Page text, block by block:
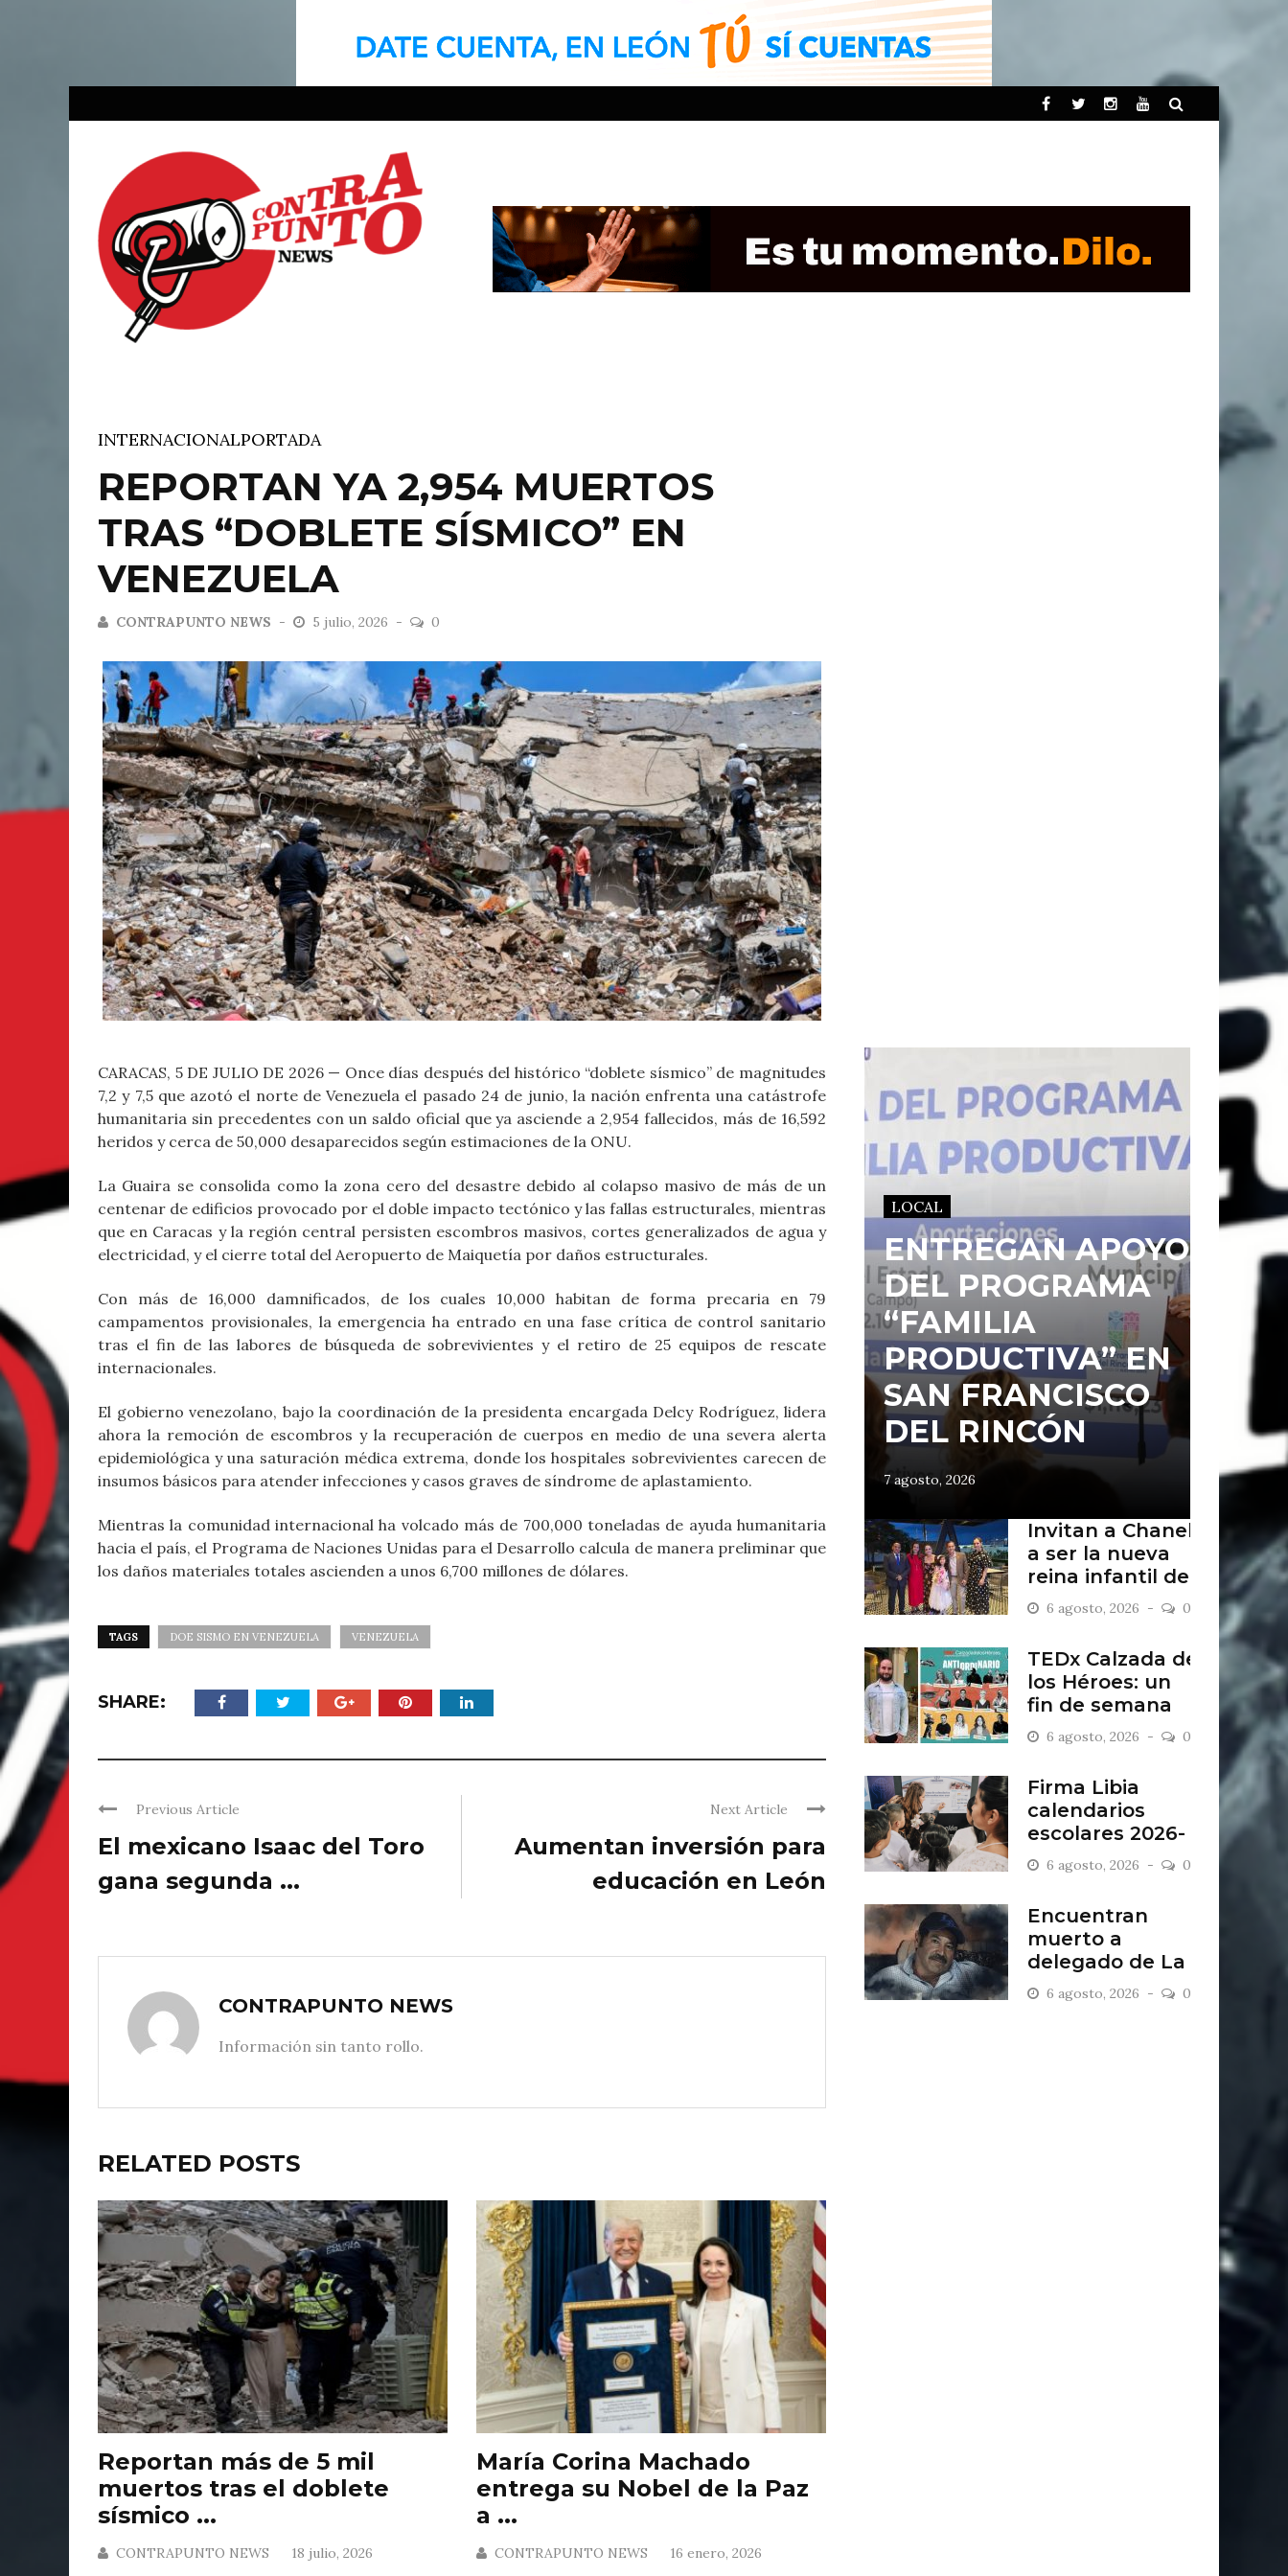
INTERNACIONALPORTADA
REPORTAN YA 2,954 MUERTOS
TRAS “DOBLETE SÍSMICO” EN
VENEZUELA
CONTRAPUNTO NEWS 5 julio, 2026 0
CARACAS, 5 DE JULIO DE 2026 — Once días después del histórico “doblete sísmico” de magnitudes
7,2 y 7,5 que azotó el norte de Venezuela el pasado 24 de junio, la nación enfrenta una catástrofe
humanitaria sin precedentes con un saldo oficial que ya asciende a 2,954 fallecidos, más de 16,592
heridos y cerca de 50,000 desaparecidos según estimaciones de la ONU.
La Guaira se consolida como la zona cero del desastre debido al colapso masivo de más de un
centenar de edificios provocado por el doble impacto tectónico y las fallas estructurales, mientras
que en Caracas y la región central persisten escombros masivos, cortes generalizados de agua y
electricidad, y el cierre total del Aeropuerto de Maiquetía por daños estructurales.
Con más de 16,000 damnificados, de los cuales 10,000 habitan de forma precaria en 79
campamentos provisionales, la emergencia ha entrado en una fase crítica de control sanitario
tras el fin de las labores de búsqueda de sobrevivientes y el retiro de 25 equipos de rescate
internacionales.
El gobierno venezolano, bajo la coordinación de la presidenta encargada Delcy Rodríguez, lidera
ahora la remoción de escombros y la recuperación de cuerpos en medio de una severa alerta
epidemiológica y una saturación médica extrema, donde los hospitales sobrevivientes carecen de
insumos básicos para atender infecciones y casos graves de síndrome de aplastamiento.
Mientras la comunidad internacional ha volcado más de 700,000 toneladas de ayuda humanitaria
hacia el país, el Programa de Naciones Unidas para el Desarrollo calcula de manera preliminar que
los daños materiales totales ascienden a unos 6,700 millones de dólares.
TAGS DOE SISMO EN VENEZUELA VENEZUELA
SHARE:
Previous Article
El mexicano Isaac del Toro
gana segunda ...
Next Article
Aumentan inversión para
educación en León
CONTRAPUNTO NEWS
Información sin tanto rollo.
RELATED POSTS
Reportan más de 5 mil
muertos tras el doblete
sísmico ...
CONTRAPUNTO NEWS 18 julio, 2026
María Corina Machado
entrega su Nobel de la Paz
a ...
CONTRAPUNTO NEWS 16 enero, 2026
LOCAL
ENTREGAN APOYOS
DEL PROGRAMA
“FAMILIA
PRODUCTIVA” EN
SAN FRANCISCO
DEL RINCÓN
7 agosto, 2026
Invitan a Chanel
a ser la nueva
reina infantil de
San Francisco
del Rincón
6 agosto, 2026 0
TEDx Calzada de
los Héroes: un
fin de semana
“Antiordinario”
en León
6 agosto, 2026 0
Firma Libia
calendarios
escolares 2026-
2027
6 agosto, 2026 0
Encuentran
muerto a
delegado de La
Sandía
6 agosto, 2026 0